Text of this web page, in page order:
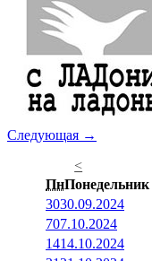
Следующая →
<
ПнПонедельник
3030.09.2024
707.10.2024
1414.10.2024